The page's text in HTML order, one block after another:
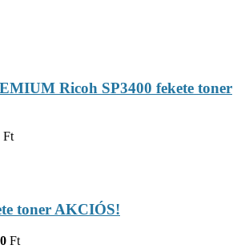
Ricoh SP3400 fekete toner
Ft
toner AKCIÓS!
Ft